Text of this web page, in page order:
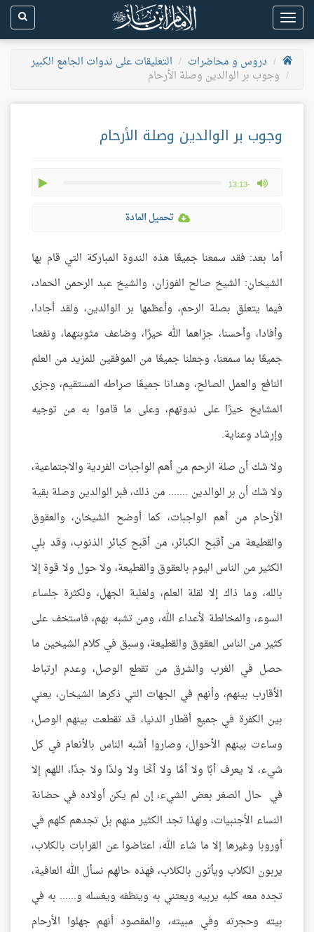
Toggle
navigation
دروس و محاضرات
التعليقات على ندوات الجامع الكبير
وجوب بر الوالدين وصلة الأرحام
وجوب بر الوالدين وصلة الأرحام
-13:13
max volume
تحميل المادة
أما بعد: فقد سمعنا جميعًا هذه الندوة المباركة التي قام بها
الشيخان: الشيخ صالح الفوزان، والشيخ عبد الرحمن الحماد،
فيما يتعلق بصلة الرحم، وأعظمها بر الوالدين، ولقد أجادا،
وأفادا، وأحسنا، جزاهما الله خيرًا، وضاعف مثوبتهما، ونفعنا
جميعًا بما سمعنا، وجعلنا جميعًا من الموفقين للمزيد من العلم
النافع والعمل الصالح، وهدانا جميعًا صراطه المستقيم، وجزى
المشايخ خيرًا على ندوتهم، وعلى ما قاموا به من توجيه
وإرشاد وعناية.
ولا شك أن صلة الرحم من أهم الواجبات الفردية والاجتماعية،
ولا شك أن بر الوالدين ....... من ذلك، فبر الوالدين وصلة بقية
الأرحام من أهم الواجبات، كما أوضح الشيخان، والعقوق
والقطيعة من أقبح الكبائر، من أقبح كبائر الذنوب، وقد بلي
الكثير من الناس اليوم بالعقوق والقطيعة، ولا حول ولا قوة إلا
بالله، وما ذاك إلا لقلة العلم، ولغلبة الجهل، ولكثرة جلساء
السوء، والمخالطة لأعداء الله، ومن تشبه بهم، فاستخف على
كثير من الناس العقوق والقطيعة، وسبق في كلام الشيخين ما
حصل في الغرب والشرق من تقطع الوصل، وعدم ارتباط
الأقارب بينهم، وأنهم في الجهات التي ذكرها الشيخان، يعني
بين الكفرة في جميع أقطار الدنيا، قد تقطعت بينهم الوصل،
وساءت بينهم الأحوال، وصاروا أشبه الناس بالأنعام في كل
شيء، لا يعرف أبًا ولا أمًا ولا أخًا ولا ولدًا ولا جدًا، اللهم إلا
في حال الصغر بعض الشيء، إن لم يكن أولاده في حضانة
النساء الأجنبيات، ولهذا تجد الكثير منهم بل تجدهم كلهم في
أوروبا وغيرها إلا ما شاء الله، اعتاضوا عن القرابات بالكلاب،
يربون الكلاب ويأتون بالكلاب، فهذه حالهم نسأل الله العافية،
تجده معه كلبه يربيه ويعتني به وينظفه ويغسله و...... به في
بيته وحجرته وفي مبيته، والمقصود أنهم جهلوا الأرحام